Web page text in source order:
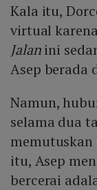
Kala itu,
virtual
Jalanini
Asep berada
Namun,
selama dua
memutuskan
itu, Asep
bercerai